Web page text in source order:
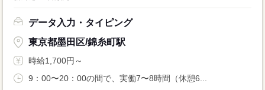
データ入力・タイピング
東京都墨田区/錦糸町駅
時給1,700円～
9：00〜20：00の間で、実働7〜8時間（休憩6...